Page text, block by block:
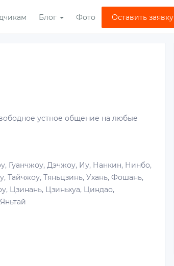
Блог Фото Оставить заявку
устное общение на любые
Гуанчжоу, Дэчжоу, Иу, Нанкин, Нинбо,
Тайчжоу, Тяньцзинь, Ухань, Фошань,
Цзинань, Цзиньхуа, Циндао,